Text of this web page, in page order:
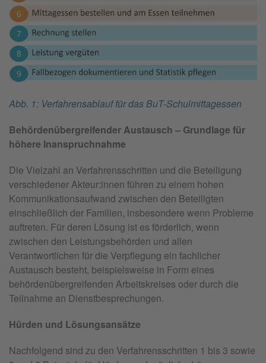
Abb. 1: Verfahrensablauf für das BuT-Schulmittagessen
Behördenübergreifender Austausch – Grundlage für
höhere Inanspruchnahme
Die Vielzahl an Verfahrensschritten und die Beteiligung
verschiedener Akteur:innen führen zu einem hohen
Kommunikationsaufwand zwischen den Beteiligten
einschließlich der Familien, insbesondere wenn Probleme
auftreten. Für deren Lösung ist es förderlich, wenn
zwischen den Leistungsbehörden und allen
Verantwortlichen für die Verpflegung ein fachlicher
Austausch besteht, beispielsweise in Form eines
behördenübergreifenden Arbeitskreises oder durch die
Teilnahme an Dienstbesprechungen.
Hürden und Lösungsansätze
Nachfolgend sind zu den Verfahrensschritten 1 bis 3 sowie